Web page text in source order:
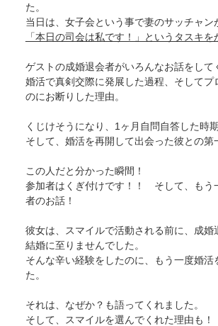
た。
当日は、女子会という事で妻のサッチャン
「本日の司会は私です！」というタスキを
ゲストの成婚退会者がいろんなお話をして
婚活で真剣交際に発展した過程、そしてプ
のにお断りした理由。
くじけそうになり、1ヶ月自問自答した時
そして、婚活を再開して出会った彼との第
この人だと分かった瞬間！
参加者はくぎ付けです！！ そして、もう
者のお話！
彼女は、スマイルで活動される前に、成婚
結婚に至りませんでした。
そんな辛い経験をしたのに、もう一度婚活
た。
それは、なぜか？も語ってくれました。
そして、スマイルを選んでくれた理由も！